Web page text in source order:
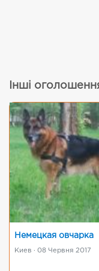
Інші
Немецкая овчарка
Киев · 08 Червня 2017